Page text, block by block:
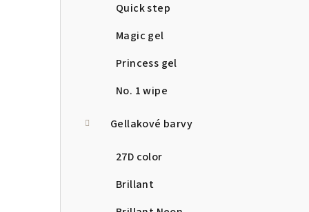
Quick step
Magic gel
Princess gel
No. 1 wipe
Gellakové barvy
27D color
Brillant